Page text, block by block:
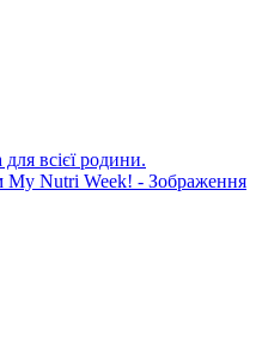
всієї родини.